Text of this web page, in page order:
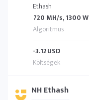
Ethash
720 MH/s, 1300 W
-3.12USD
NH Ethash